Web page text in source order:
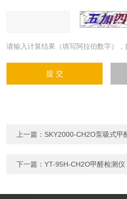
请输入计算结果（填写阿拉伯数字），
上一篇： SKY2000-CH2O泵吸式甲
下一篇：YT-95H-CH2O甲醛检测仪